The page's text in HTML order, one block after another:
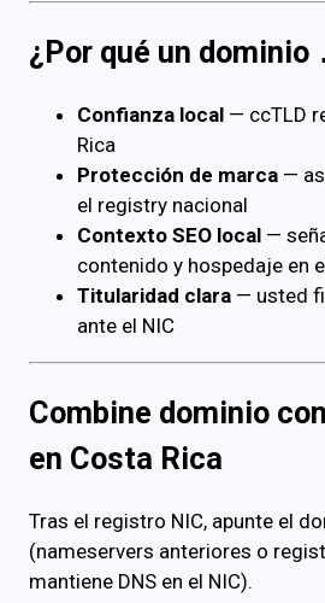
¿Por qué un dominio
Confianza local — ccTLD
Rica
Protección de marca —
el registry nacional
Contexto SEO local —
contenido y hospedaje en
Titularidad clara — usted
ante el NIC
Combine dominio
en Costa Rica
Tras el registro NIC, apunte el
(nameservers anteriores o
mantiene DNS en el NIC).